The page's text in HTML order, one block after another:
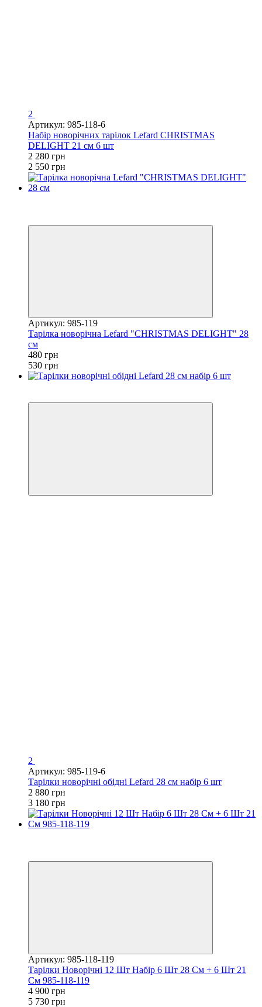
2
Артикул: 985-118-6
Набір новорічних тарілок Lefard CHRISTMAS
DELIGHT 21 см 6 шт
2 280 грн
2 550 грн
Артикул: 985-119
Тарілка новорічна Lefard "CHRISTMAS DELIGHT" 28
см
480 грн
530 грн
2
Артикул: 985-119-6
Тарілки новорічні обідні Lefard 28 cм набір 6 шт
2 880 грн
3 180 грн
Артикул: 985-118-119
Тарілки Новорічні 12 Шт Набір 6 Шт 28 См + 6 Шт 21
См 985-118-119
4 900 грн
5 730 грн